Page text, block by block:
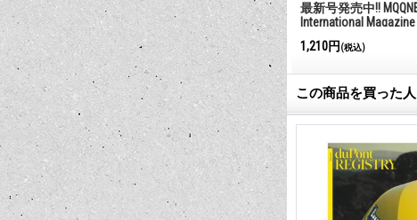
最新号発売中!!
International
1,210円 (税込)
この商品を買った